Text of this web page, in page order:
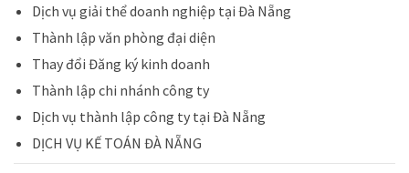
Dịch vụ giải thể doanh nghiệp tại Đà Nẵng
Thành lập văn phòng đại diện
Thay đổi Đăng ký kinh doanh
Thành lập chi nhánh công ty
Dịch vụ thành lập công ty tại Đà Nẵng
DỊCH VỤ KẾ TOÁN ĐÀ NẴNG